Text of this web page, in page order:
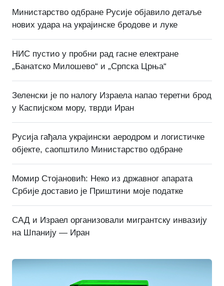
Министарство одбране Русије објавило детаље
нових удара на украјинске бродове и луке
НИС пустио у пробни рад гасне електране
„Банатско Милошево“ и „Српска Црња“
Зеленски је по налогу Израела напао теретни брод
у Каспијском мору, тврди Иран
Русија гађала украјински аеродром и логистичке
објекте, саопштило Министарство одбране
Момир Стојановић: Неко из државног апарата
Србије доставио је Приштини моје податке
САД и Израел организовали мигрантску инвазију
на Шпанију — Иран